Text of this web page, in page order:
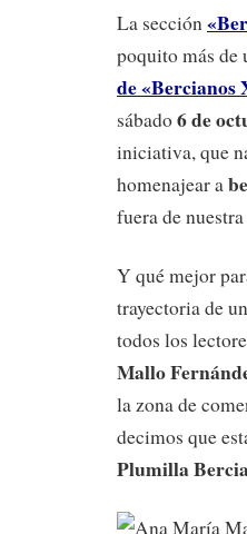
La sección
poquito más de
de «Bercianos
sábado6 de
iniciativa, que
homenajear a
fuera de
Y qué mejor
trayectoria de
todos los
Mallo
la zona de
decimos que
Plumilla